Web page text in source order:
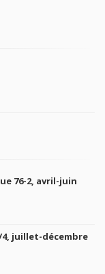
76-2, avril-juin
4, juillet-décembre